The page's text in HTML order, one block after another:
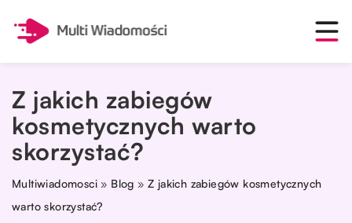
Z jakich zabiegów
kosmetycznych warto
skorzystać?
Multiwiadomosci » Blog »Z jakich zabiegów kosmetycznych
warto skorzystać?